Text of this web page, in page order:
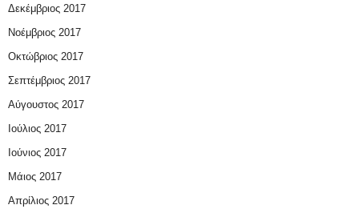
Δεκέμβριος 2017
Νοέμβριος 2017
Οκτώβριος 2017
Σεπτέμβριος 2017
Αύγουστος 2017
Ιούλιος 2017
Ιούνιος 2017
Μάιος 2017
Απρίλιος 2017